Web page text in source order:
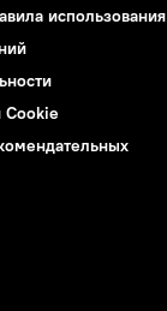
использования
Cookie